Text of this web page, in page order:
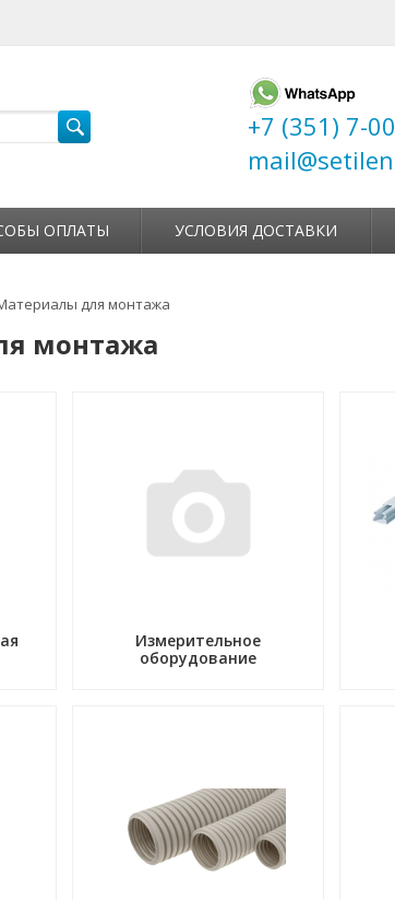
+7 (351) 7-
ОПЛАТЫ УСЛОВИЯ ДОСТАВКИ
для монтажа
монтажа
Измерительное
оборудование